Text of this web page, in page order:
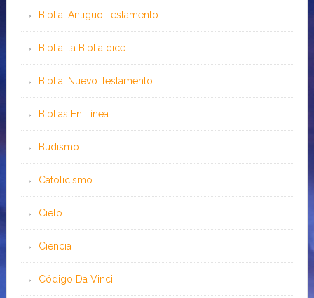
Biblia: Antiguo Testamento
Biblia: la Biblia dice
Biblia: Nuevo Testamento
Bíblias En Línea
Budismo
Catolicismo
Cielo
Ciencia
Código Da Vinci